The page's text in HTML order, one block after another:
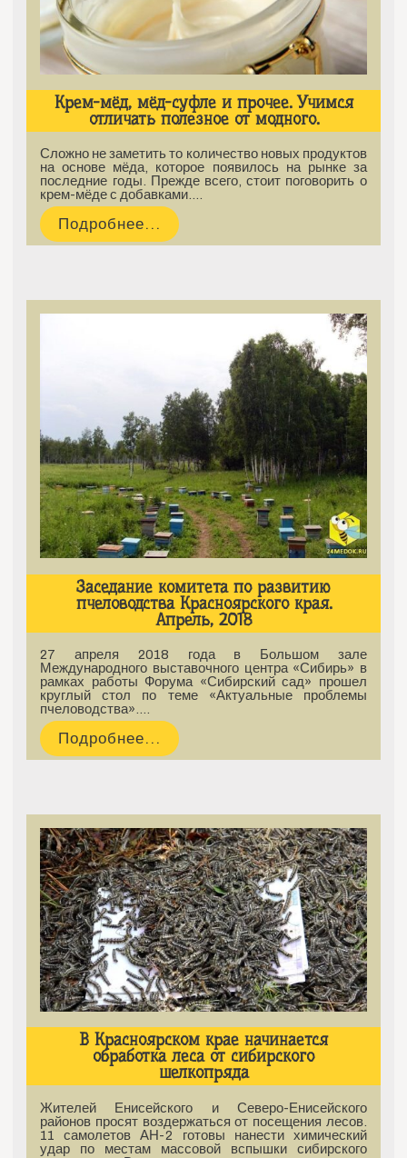
Крем-мёд, мёд-суфле и прочее. Учимся
отличать полезное от модного.
Сложно не заметить то количество новых продуктов
на основе мёда, которое появилось на рынке за
последние годы. Прежде всего, стоит поговорить о
крем-мёде с добавками.…
Подробнее...
Заседание комитета по развитию
пчеловодства Красноярского края.
Апрель, 2018
27 апреля 2018 года в Большом зале
Международного выставочного центра «Сибирь» в
рамках работы Форума «Сибирский сад» прошел
круглый стол по теме «Актуальные проблемы
пчеловодства».…
Подробнее...
В Красноярском крае начинается
обработка леса от сибирского
шелкопряда
Жителей Енисейского и Северо-Енисейского
районов просят воздержаться от посещения лесов.
11 самолетов АН-2 готовы нанести химический
удар по местам массовой вспышки сибирского